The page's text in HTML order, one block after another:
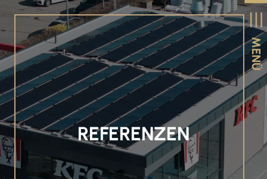
MENÜ
REFERENZEN